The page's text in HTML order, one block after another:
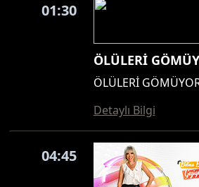
01:30
ÖLÜLERİ
ÖLÜLERİ
Detaylı Bilgi
04:45